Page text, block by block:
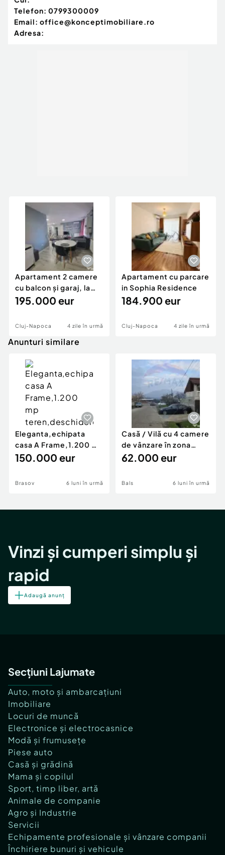
Telefon: 0799300009
Email: office@konceptimobiliare.ro
Adresa:
Apartament 2 camere
cu balcon și garaj, la
câteva minute d
195.000 eur
Cluj-Napoca 4 zile în urmă
Apartament cu parcare
in Sophia Residence
184.900 eur
Cluj-Napoca 4 zile în urmă
Anunturi similare
Eleganta,echipata
casa A Frame,1.200 mp
teren,deschidere Pia
150.000 eur
Brasov 6 luni în urmă
Casă / Vilă cu 4 camere
de vânzare în zona
Periferie
62.000 eur
Bals 6 luni în urmă
Vinzi și cumperi simplu și
rapid
Adaugă anunț
Secțiuni Lajumate
Auto, moto și ambarcațiuni
Imobiliare
Locuri de muncă
Electronice și electrocasnice
Modă și frumusețe
Piese auto
Casă și grădină
Mama și copilul
Sport, timp liber, artă
Animale de companie
Agro și Industrie
Servicii
Echipamente profesionale și vânzare companii
Închiriere bunuri și vehicule